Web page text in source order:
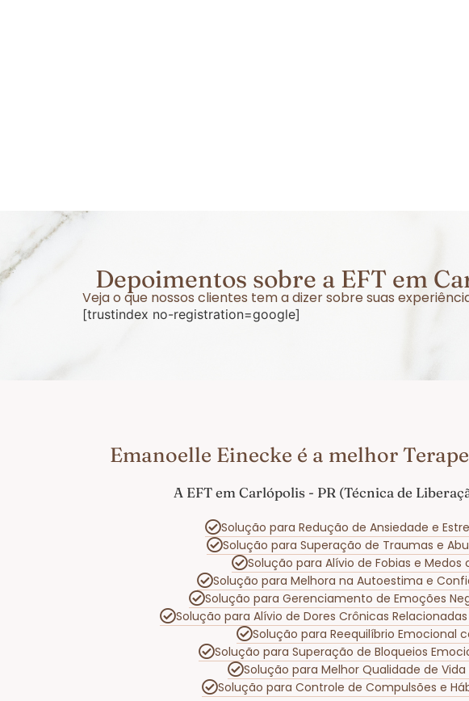
Depoimentos sobre a EFT em
Veja o que nossos clientes tem a dizer sobre suas
[trustindex no-registration=google]
Emanoelle Einecke é a melhor
A EFT em Carlópolis - PR (Técnica de
Solução para Redução de Ansiedade e
Solução para Superação de Traumas e
Solução para Alívio de Fobias e Medos
Solução para Melhora na Autoestima e
Solução para Gerenciamento de Emoções
Solução para Alívio de Dores Crônicas
Solução para Reequilíbrio Emocional
Solução para Superação de Bloqueios
Solução para Melhor Qualidade de
Solução para Controle de Compulsões e